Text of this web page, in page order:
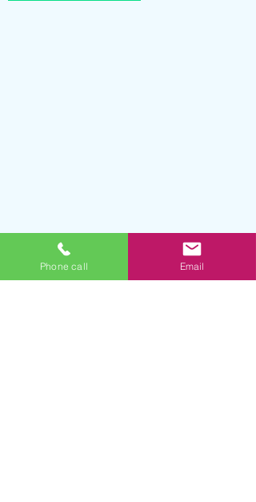
Phone call Email